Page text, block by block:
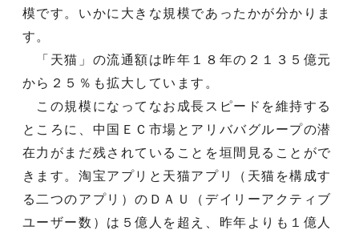
模です。いかに大きな規模であったかが分かりま
す。
「天猫」の流通額は昨年１８年の２１３５億元
から２５％も拡大しています。
この規模になってなお成長スピードを維持する
ところに、中国ＥＣ市場とアリババグループの潜
在力がまだ残されていることを垣間見ることがで
きます。淘宝アプリと天猫アプリ（天猫を構成す
る二つのアプリ）のＤＡＵ（デイリーアクティブ
ユーザー数）は５億人を超え、昨年よりも１億人